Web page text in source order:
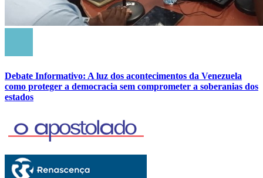
Debate Informativo: A luz dos acontecimentos da Venezuela
como proteger a democracia sem comprometer a soberanias dos
estados